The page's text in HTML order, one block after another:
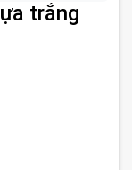
trắng